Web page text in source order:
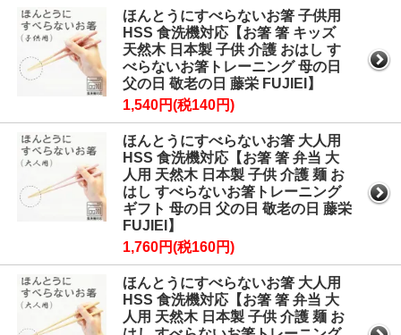
ほんとうにすべらないお箸 子供用
HSS 食洗機対応【お箸 箸 キッズ
天然木 日本製 子供 介護 おはし す
べらないお箸トレーニング 母の日
父の日 敬老の日 藤栄 FUJIEI】
1,540円(税140円)
ほんとうにすべらないお箸 大人用
HSS 食洗機対応【お箸 箸 弁当 大
人用 天然木 日本製 子供 介護 麺 お
はし すべらないお箸トレーニング
ギフト 母の日 父の日 敬老の日 藤栄
FUJIEI】
1,760円(税160円)
ほんとうにすべらないお箸 大人用
HSS 食洗機対応【お箸 箸 弁当 大
人用 天然木 日本製 子供 介護 麺 お